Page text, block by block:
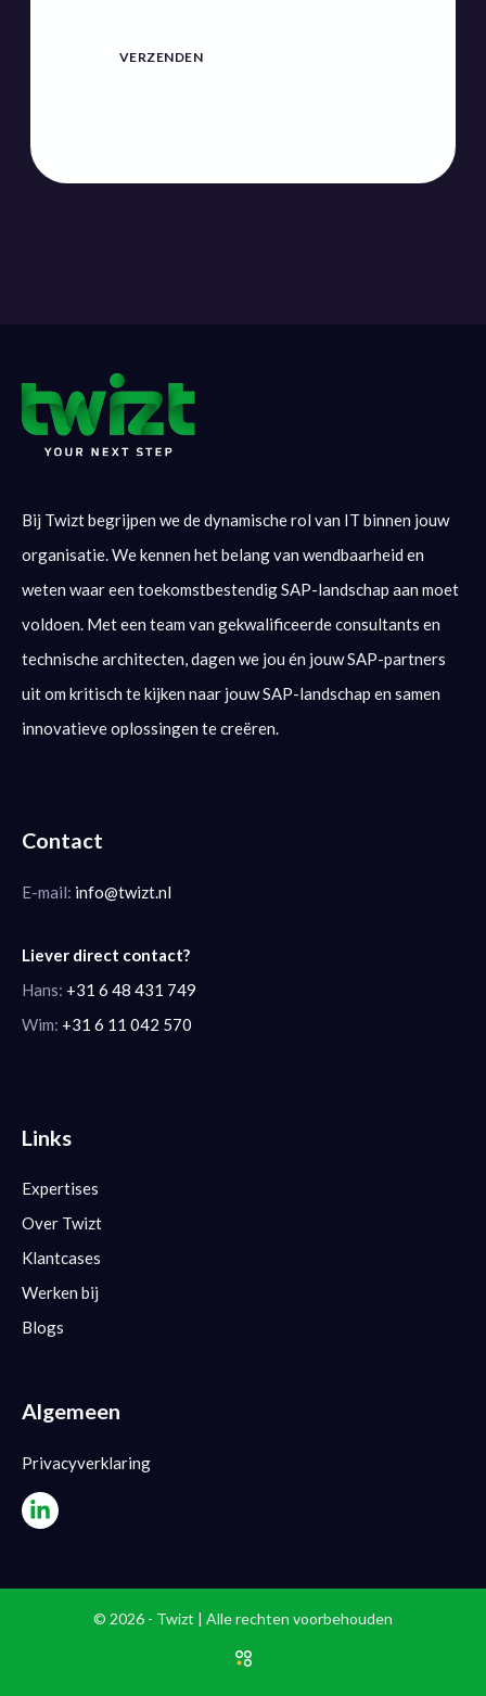
VERZENDEN
Bij Twizt begrijpen we de dynamische rol van IT binnen jouw
organisatie. We kennen het belang van wendbaarheid en
weten waar een toekomstbestendig SAP-landschap aan moet
voldoen. Met een team van gekwalificeerde consultants en
technische architecten, dagen we jou én jouw SAP-partners
uit om kritisch te kijken naar jouw SAP-landschap en samen
innovatieve oplossingen te creëren.
Contact
E-mail: info@twizt.nl
Liever direct contact?
Hans: +31 6 48 431 749
Wim: +31 6 11 042 570
Links
Expertises
Over Twizt
Klantcases
Werken bij
Blogs
Algemeen
Privacyverklaring
© 2026 - Twizt | Alle rechten voorbehouden